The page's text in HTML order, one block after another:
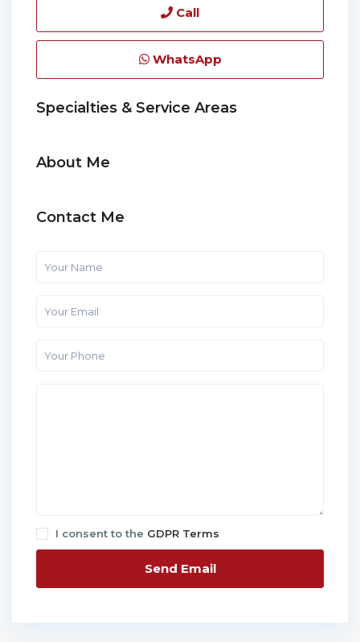
Call
WhatsApp
Specialties & Service Areas
About Me
Contact Me
I consent to the GDPR Terms